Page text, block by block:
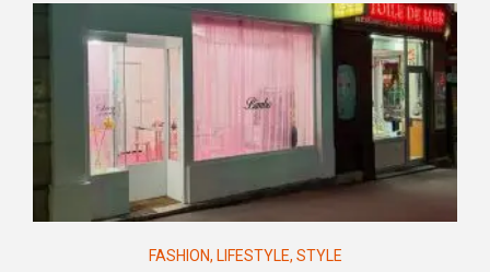
FASHION, LIFESTYLE, STYLE